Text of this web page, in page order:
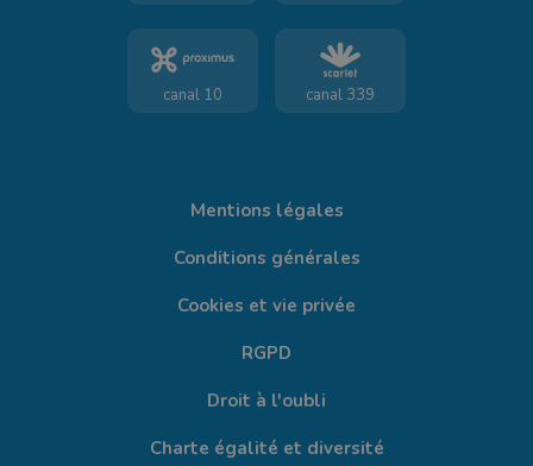
canal 10 canal 339
Mentions légales
Conditions générales
Cookies et vie privée
RGPD
Droit à l'oubli
Charte égalité et diversité